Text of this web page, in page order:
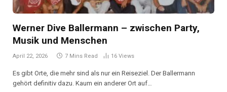
Werner Dive Ballermann – zwischen Party,
Musik und Menschen
April 22, 2026 7 Mins Read 16 Views
Es gibt Orte, die mehr sind als nur ein Reiseziel. Der Ballermann
gehört definitiv dazu. Kaum ein anderer Ort auf…